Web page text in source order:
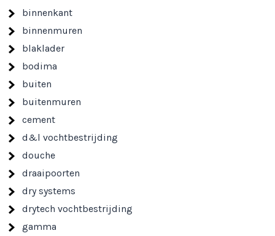
binnenkant
binnenmuren
blaklader
bodima
buiten
buitenmuren
cement
d&l vochtbestrijding
douche
draaipoorten
dry systems
drytech vochtbestrijding
gamma